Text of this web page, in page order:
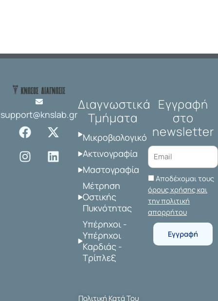
support@knslab.gr
F
a
c
e
X
-
t
w
I
n
s
t
L
i
n
k
Διαγνωστικά
Τμήματα
Μικροβιολογικό
Ακτινογραφία
Μαστογραφία
Μέτρηση
Οστικής
Πυκνότητας
Υπέρηχοι -
Υπέρηχοι
Καρδιάς -
Τρίπλεξ
Εγγραφή
στο
newsletter
Αποδέχομαι τους
όρους χρήσης και
την πολιτική
απορρήτου
Εγγραφή
Πολιτική Κατά Του